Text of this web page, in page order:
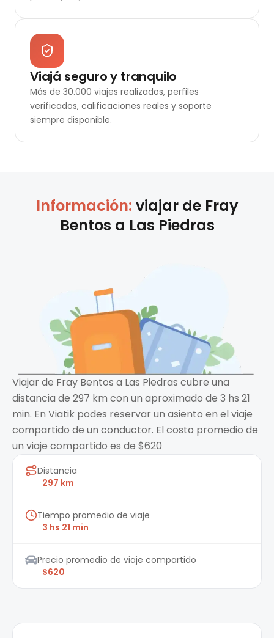
Viajá seguro y tranquilo
Más de 30.000 viajes realizados, perfiles
verificados, calificaciones reales y soporte
siempre disponible.
Información: viajar de Fray
Bentos a Las Piedras
Viajar de Fray Bentos a Las Piedras cubre una
distancia de 297 km con un aproximado de 3 hs 21
min. En Viatik podes reservar un asiento en el viaje
compartido de un conductor. El costo promedio de
un viaje compartido es de $620
Distancia
297 km
Tiempo promedio de viaje
3 hs 21 min
Precio promedio de viaje compartido
$620